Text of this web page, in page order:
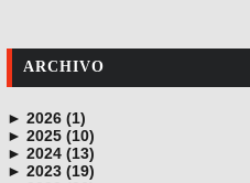
ARCHIVO
► 2026 (1)
junio (1)
► 2025 (10)
noviembre (1)
octubre (1)
► 2024 (13)
diciembre (4)
► 2023 (19)